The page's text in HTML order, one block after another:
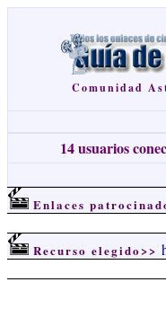
Comunidad
14 usuarios
Enlaces
Recurso elegido>>